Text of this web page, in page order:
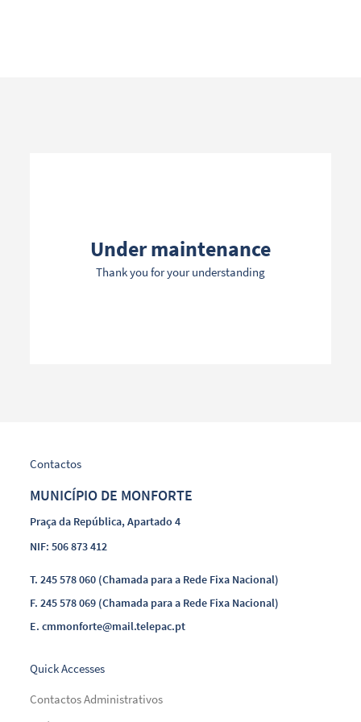
Under maintenance
Thank you for your understanding
Contactos
MUNICÍPIO DE MONFORTE
Praça da República, Apartado 4
NIF: 506 873 412
T.245 578 060 (Chamada para a Rede Fixa Nacional)
F.245 578 069 (Chamada para a Rede Fixa Nacional)
E.cmmonforte@mail.telepac.pt
Quick Accesses
Contactos Administrativos